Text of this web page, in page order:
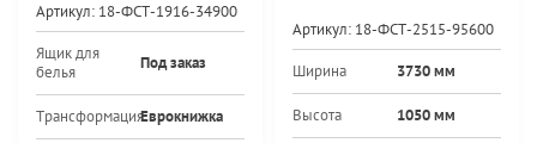
Артикул: 18-ФСТ-1916-34900
Ящик для
белья
Под заказ
ТрансформацияЕврокнижка
Артикул: 18-ФСТ-2515-95600
Ширина 3730 мм
Высота 1050 мм